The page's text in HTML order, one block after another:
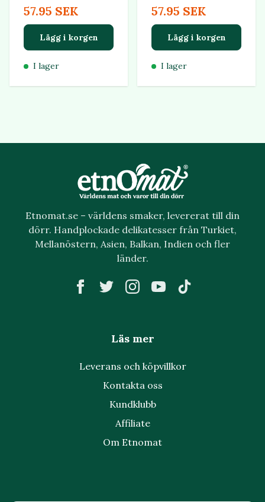
57.95 SEK
Lägg i korgen
I lager
57.95 SEK
Lägg i korgen
I lager
Etnomat.se – världens smaker, levererat till din
dörr. Handplockade delikatesser från Turkiet,
Mellanöstern, Asien, Balkan, Indien och fler
länder.
Läs mer
Leverans och köpvillkor
Kontakta oss
Kundklubb
Affiliate
Om Etnomat